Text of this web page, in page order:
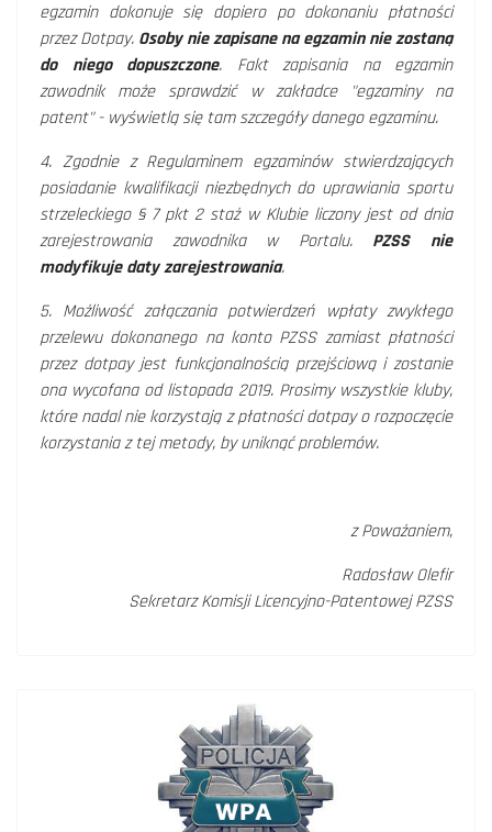
egzamin dokonuje się dopiero po dokonaniu płatności
przez Dotpay. Osoby nie zapisane na egzamin nie zostaną
do niego dopuszczone. Fakt zapisania na egzamin
zawodnik może sprawdzić w zakładce "egzaminy na
patent" - wyświetlą się tam szczegóły danego egzaminu.
4. Zgodnie z Regulaminem egzaminów stwierdzających
posiadanie kwalifikacji niezbędnych do uprawiania sportu
strzeleckiego § 7 pkt 2 staż w Klubie liczony jest od dnia
zarejestrowania zawodnika w Portalu. PZSS nie
modyfikuje daty zarejestrowania.
5. Możliwość załączania potwierdzeń wpłaty zwykłego
przelewu dokonanego na konto PZSS zamiast płatności
przez dotpay jest funkcjonalnością przejściową i zostanie
ona wycofana od listopada 2019. Prosimy wszystkie kluby,
które nadal nie korzystają z płatności dotpay o rozpoczęcie
korzystania z tej metody, by uniknąć problemów.
z Poważaniem,
Radosław Olefir
Sekretarz Komisji Licencyjno-Patentowej PZSS